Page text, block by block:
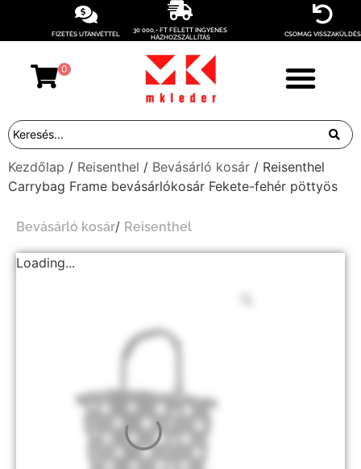
FIZETÉS UTÁNVÉTTEL
30 000,- FT FELETT INGYENES
HÁZHOZSZÁLLÍTÁS
CSOMAG VISSZAKÜLDÉS
0
Kezdőlap / Reisenthel / Bevásárló kosár / Reisenthel
Carrybag Frame bevásárlókosár Fekete-fehér pöttyös
Bevásárló kosár/ Reisenthel
Loading...